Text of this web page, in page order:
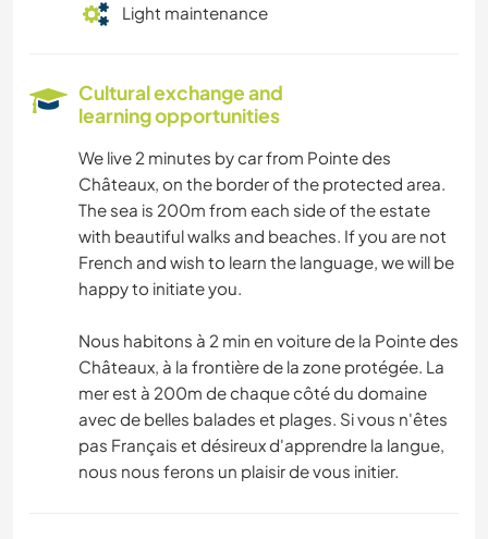
Light maintenance
Cultural exchange and
learning opportunities
We live 2 minutes by car from Pointe des
Châteaux, on the border of the protected area.
The sea is 200m from each side of the estate
with beautiful walks and beaches. If you are not
French and wish to learn the language, we will be
happy to initiate you.
Nous habitons à 2 min en voiture de la Pointe des
Châteaux, à la frontière de la zone protégée. La
mer est à 200m de chaque côté du domaine
avec de belles balades et plages. Si vous n'êtes
pas Français et désireux d'apprendre la langue,
nous nous ferons un plaisir de vous initier.